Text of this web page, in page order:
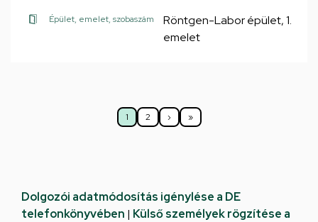
Épület, emelet, szobaszám
Röntgen-Labor épület, 1.
emelet
Jelenlegi
1
Oldal
2
Következő
›
Utolsó
»
Dolgozói adatmódosítás igénylése a DE
telefonkönyvében | Külső személyek rögzítése a